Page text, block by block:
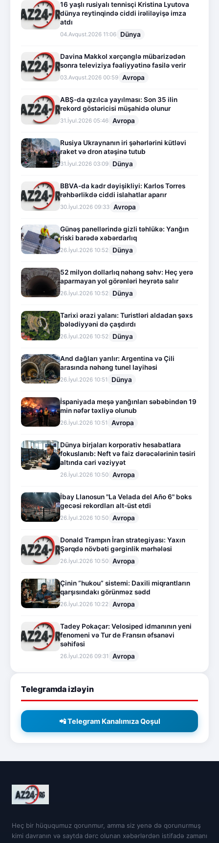
16 yaşlı rusiyalı tennisçi Kristina Lyutova
dünya reytinqində ciddi irəliləyişə imza
atdı
04.Avqust.2026 11:06 Dünya
Davina Makkol xərçənglə mübarizədən
sonra televiziya fəaliyyətinə fasilə verir
03.Avqust.2026 00:59 Avropa
ABŞ-da qızılca yayılması: Son 35 ilin
rekord göstəricisi müşahidə olunur
31.İyul.2026 05:46 Avropa
Rusiya Ukraynanın iri şəhərlərini kütləvi
raket və dron atəşinə tutub
31.İyul.2026 03:09 Dünya
BBVA-da kadr dəyişikliyi: Karlos Torres
rəhbərlikdə ciddi islahatlar aparır
30.İyul.2026 09:33 Avropa
Günəş panellərində gizli təhlükə: Yanğın
riski barədə xəbərdarlıq
26.İyul.2026 10:52 Dünya
52 milyon dollarlıq nəhəng səhv: Heç yerə
aparmayan yol görənləri heyrətə salır
26.İyul.2026 10:52 Dünya
Tarixi ərazi yalanı: Turistləri aldadan şəxs
bələdiyyəni də çaşdırdı
26.İyul.2026 10:52 Dünya
And dağları yarılır: Argentina və Çili
arasında nəhəng tunel layihəsi
26.İyul.2026 10:51 Dünya
İspaniyada meşə yanğınları səbəbindən 19
min nəfər təxliyə olunub
26.İyul.2026 10:51 Avropa
Dünya birjaları korporativ hesabatlara
fokuslanıb: Neft və faiz dərəcələrinin təsiri
altında cari vəziyyət
26.İyul.2026 10:50 Avropa
İbay Llanosun "La Velada del Año 6" boks
gecəsi rekordları alt-üst etdi
26.İyul.2026 10:50 Avropa
Donald Trampın İran strategiyası: Yaxın
Şərqdə növbəti gərginlik mərhələsi
26.İyul.2026 10:50 Avropa
Çinin “hukou” sistemi: Daxili miqrantların
qarşısındakı görünməz sədd
26.İyul.2026 10:22 Avropa
Tadey Pokaçar: Velosiped idmanının yeni
fenomeni və Tur de Fransın əfsanəvi
səhifəsi
26.İyul.2026 09:31 Avropa
Telegramda izləyin
📲 Telegram Kanalımıza Qoşul
Heç bir hüququmuz qorunmur, amma siz yenə də qorunurmuş
kimi davranın və saytda dərc olunan xəbərlərdən istifadə zamanı